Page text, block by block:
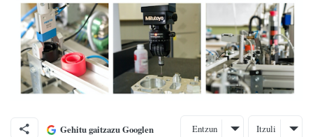
Gehitu gaitzazu Googlen Entzun Itzuli